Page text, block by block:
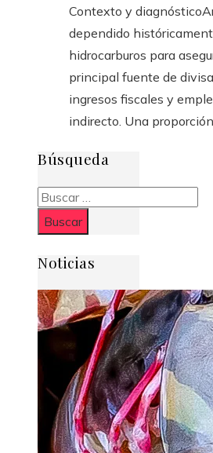
Contexto y
dependido
hidrocarburos para
principal fuente de
ingresos fiscales y
indirecto. Una proporción
Búsqueda
Buscar:
Noticias